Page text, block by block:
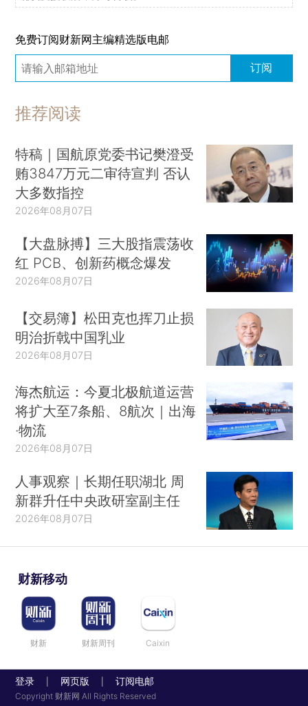
免费订阅财新网主编精选版电邮
订阅
推荐阅读
特稿｜国航原党委书记樊澄受
贿3847万元二审待宣判 否认
大多数指控
2026年08月07日
【大盘脉搏】三大股指震荡收
红 PCB、创新药概念爆发
2026年08月07日
【交易簿】松田克也挥刀止损
明治折戟中国乳业
2026年08月07日
海杰航运：今夏北极航道运营
将扩大至7条船、8航次｜出海
·物流
2026年08月07日
人事观察｜长期任职湖北 周
新群升任中央政研室副主任
2026年08月07日
财新移动
财新 财新周刊 Caixin
登录 网页版 订阅电邮
Copyright 财新网 All Rights Reserved